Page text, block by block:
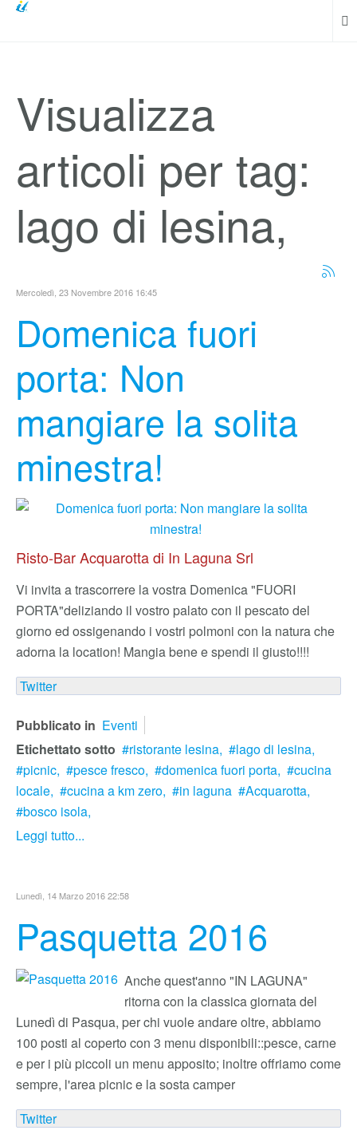
Visualizza
articoli per tag:
lago di lesina,
Mercoledì, 23 Novembre 2016 16:45
Domenica fuori
porta: Non
mangiare la solita
minestra!
Risto-Bar Acquarotta di In Laguna Srl
Vi invita a trascorrere la vostra Domenica "FUORI
PORTA"deliziando il vostro palato con il pescato del
giorno ed ossigenando i vostri polmoni con la natura che
adorna la location! Mangia bene e spendi il giusto!!!!
Twitter
Pubblicato in Eventi
Etichettato sotto
ristorante lesina,
lago di lesina,
picnic,
pesce fresco, domenica fuori porta,
cucina
locale,
cucina a km zero, in laguna
Acquarotta,
bosco isola,
Leggi tutto...
Lunedì, 14 Marzo 2016 22:58
Pasquetta 2016
Anche quest'anno "IN LAGUNA"
ritorna con la classica giornata del
Lunedì di Pasqua, per chi vuole andare oltre, abbiamo
100 posti al coperto con 3 menu disponibili::pesce, carne
e per i più piccoli un menu apposito; inoltre offriamo come
sempre, l'area picnic e la sosta camper
Twitter